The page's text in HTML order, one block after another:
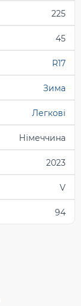
225
45
R17
Зима
Легкові
Німеччина
2023
V
94